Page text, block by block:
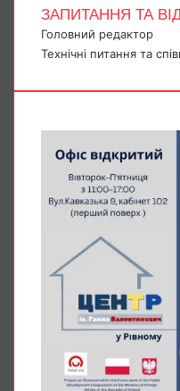
ЗАПИТАННЯ ТА
Головний редактор
Технічні питання та